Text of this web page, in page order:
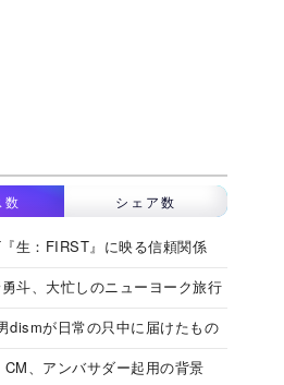
数 シェア数
生：FIRST』に映る信頼関係
斗、大忙しのニューヨーク旅行
dismが日常の只中に届けたもの
、アンバサダー起用の背景